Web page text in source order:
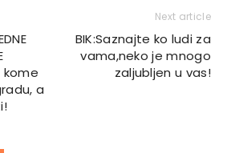
kome
a
Next article
BIK:Saznajte ko ludi za
vama,neko je mnogo
zaljubljen u vas!